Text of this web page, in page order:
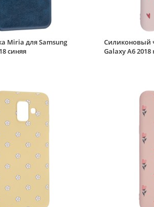
Miria для Samsung
синяя
Силиконовый
Galaxy A6